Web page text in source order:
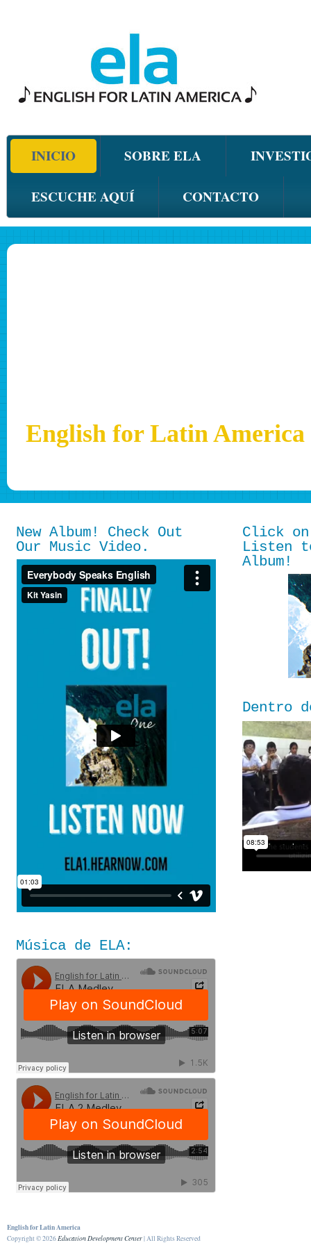
INICIO SOBRE ELA
ESCUCHE AQUÍ CONTACTO
English for Latin America
New Album! Check Out
Our Music Video.
Música de ELA:
Click
Listen
Album!
Dentro
English for Latin America
Copyright © 2026Education Development Center| All Rights Reserved